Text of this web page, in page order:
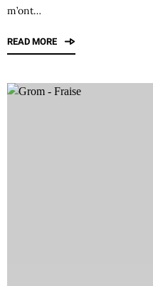
m’ont…
READ MORE